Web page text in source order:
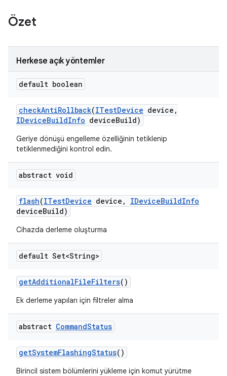
Özet
Herkese açık yöntemler
default boolean
checkAntiRollback(ITestDevice device ,
IDeviceBuildInfo deviceBuild)
Geriye dönüşü engelleme özelliğinin tetiklenip
tetiklenmediğini kontrol edin.
abstract void
flash(ITestDevice device , IDeviceBuildInfo
deviceBuild)
Cihazda derleme oluşturma
default Set<String>
getAdditionalFileFilters()
Ek derleme yapıları için filtreler alma
abstract CommandStatus
getSystemFlashingStatus()
Birincil sistem bölümlerini yükleme için komut yürütme